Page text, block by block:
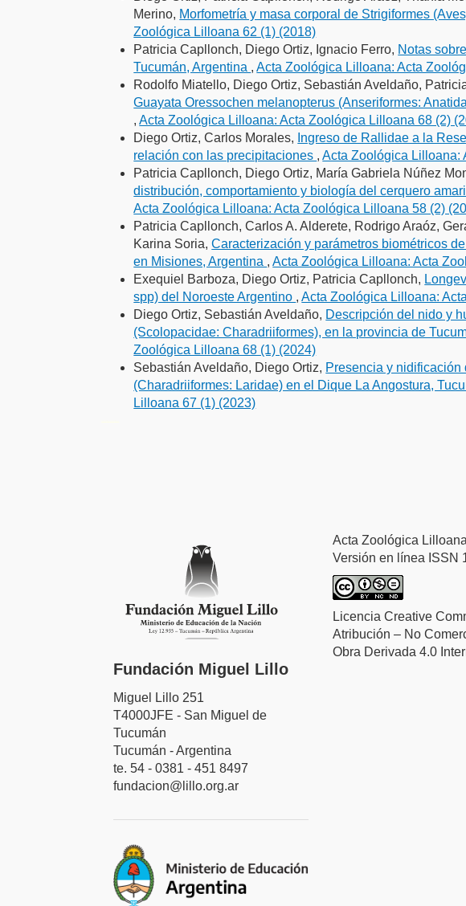
Merino, Morfometría y masa corporal de Strigiformes
Zoológica Lilloana 62 (1) (2018)
Patricia Capllonch, Diego Ortiz, Ignacio Ferro, Notas
Tucumán, Argentina ,Acta Zoológica Lilloana: Acta
Rodolfo Miatello, Diego Ortiz, Sebastián Aveldaño,
Guayata Oressochen melanopterus (Anseriformes:
,Acta Zoológica Lilloana: Acta Zoológica Lilloana 68 (2)
Diego Ortiz, Carlos Morales, Ingreso de Rallidae a la
relación con las precipitaciones ,Acta Zoológica Lilloana:
Patricia Capllonch, Diego Ortiz, María Gabriela Núñez
distribución, comportamiento y biología del cerquero
Acta Zoológica Lilloana: Acta Zoológica Lilloana 58 (2)
Patricia Capllonch, Carlos A. Alderete, Rodrigo Araóz,
Karina Soria,Caracterización y parámetros biométricos
en Misiones, Argentina ,Acta Zoológica Lilloana: Acta
Exequiel Barboza, Diego Ortiz, Patricia Capllonch,
spp) del Noroeste Argentino ,Acta Zoológica Lilloana:
Diego Ortiz, Sebastián Aveldaño, Descripción del nido y
(Scolopacidae: Charadriiformes), en la provincia de
Zoológica Lilloana 68 (1) (2024)
Sebastián Aveldaño, Diego Ortiz, Presencia y
(Charadriiformes: Laridae) en el Dique La Angostura,
Lilloana 67 (1) (2023)
Fundación Miguel Lillo
Miguel Lillo 251
T4000JFE - San Miguel de
Tucumán
Tucumán - Argentina
te. 54 - 0381 - 451 8497
fundacion@lillo.org.ar
Acta Zoológica Lilloana
Versión en línea ISSN
Licencia Creative
Atribución – No
Obra Derivada 4.0